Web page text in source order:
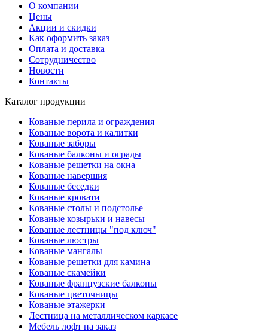
О компании
Цены
Акции и скидки
Как оформить заказ
Оплата и доставка
Сотрудничество
Новости
Контакты
Каталог продукции
Кованые перила и ограждения
Кованые ворота и калитки
Кованые заборы
Кованые балконы и ограды
Кованые решетки на окна
Кованые навершия
Кованые беседки
Кованые кровати
Кованые столы и подстолье
Кованые козырьки и навесы
Кованые лестницы "под ключ"
Кованые люстры
Кованые мангалы
Кованые решетки для камина
Кованые скамейки
Кованые французские балконы
Кованые цветочницы
Кованые этажерки
Лестница на металлическом каркасе
Мебель лофт на заказ